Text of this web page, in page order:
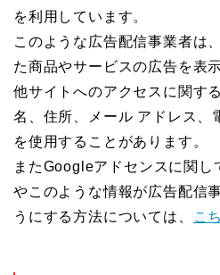
を利用しています。
このような広告配信事業者は
た商品やサービスの広告を表
他サイトへのアクセスに関す
名、住所、メール アドレス、
を使用することがあります。
またGoogleアドセンスに関し
やこのような情報が広告配信
うにする方法については、
こ